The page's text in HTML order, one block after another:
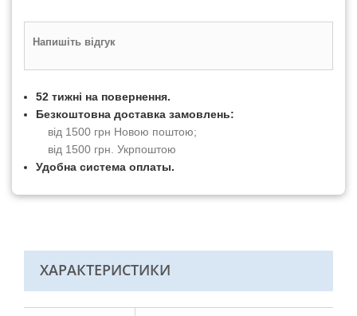
Напишіть відгук
52 тижні на повернення.
Безкоштовна доставка замовлень:
від 1500 грн Новою поштою;
від 1500 грн. Укрпоштою
Удобна система оплаты.
ХАРАКТЕРИСТИКИ